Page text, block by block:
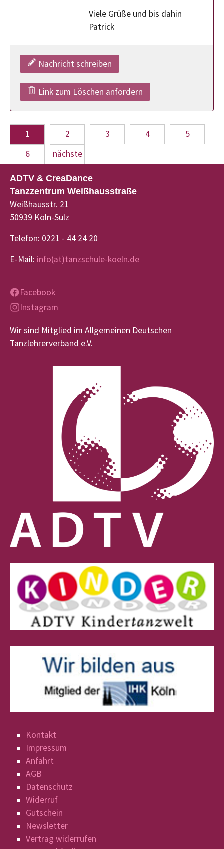
Viele Grüße und bis dahin
Patrick
Nachricht schreiben
Link zum Löschen anfordern
1 2 3 4
5
6
nächste
ADTV & CreaDance
Tanzzentrum Weißhausstraße
Weißhausstr. 21
50939 Köln-Sülz
Telefon: 0221 - 44 24 20
E-Mail: info(at)tanzschule-koeln.de
Facebook
Instagram
Wir sind Mitglied im Allgemeinen Deutschen
Tanzlehrerverband e.V.
Kontakt
Impressum
Anfahrt
AGB
Datenschutz
Widerruf
Gutschein
Newsletter
Vertrag widerrufen